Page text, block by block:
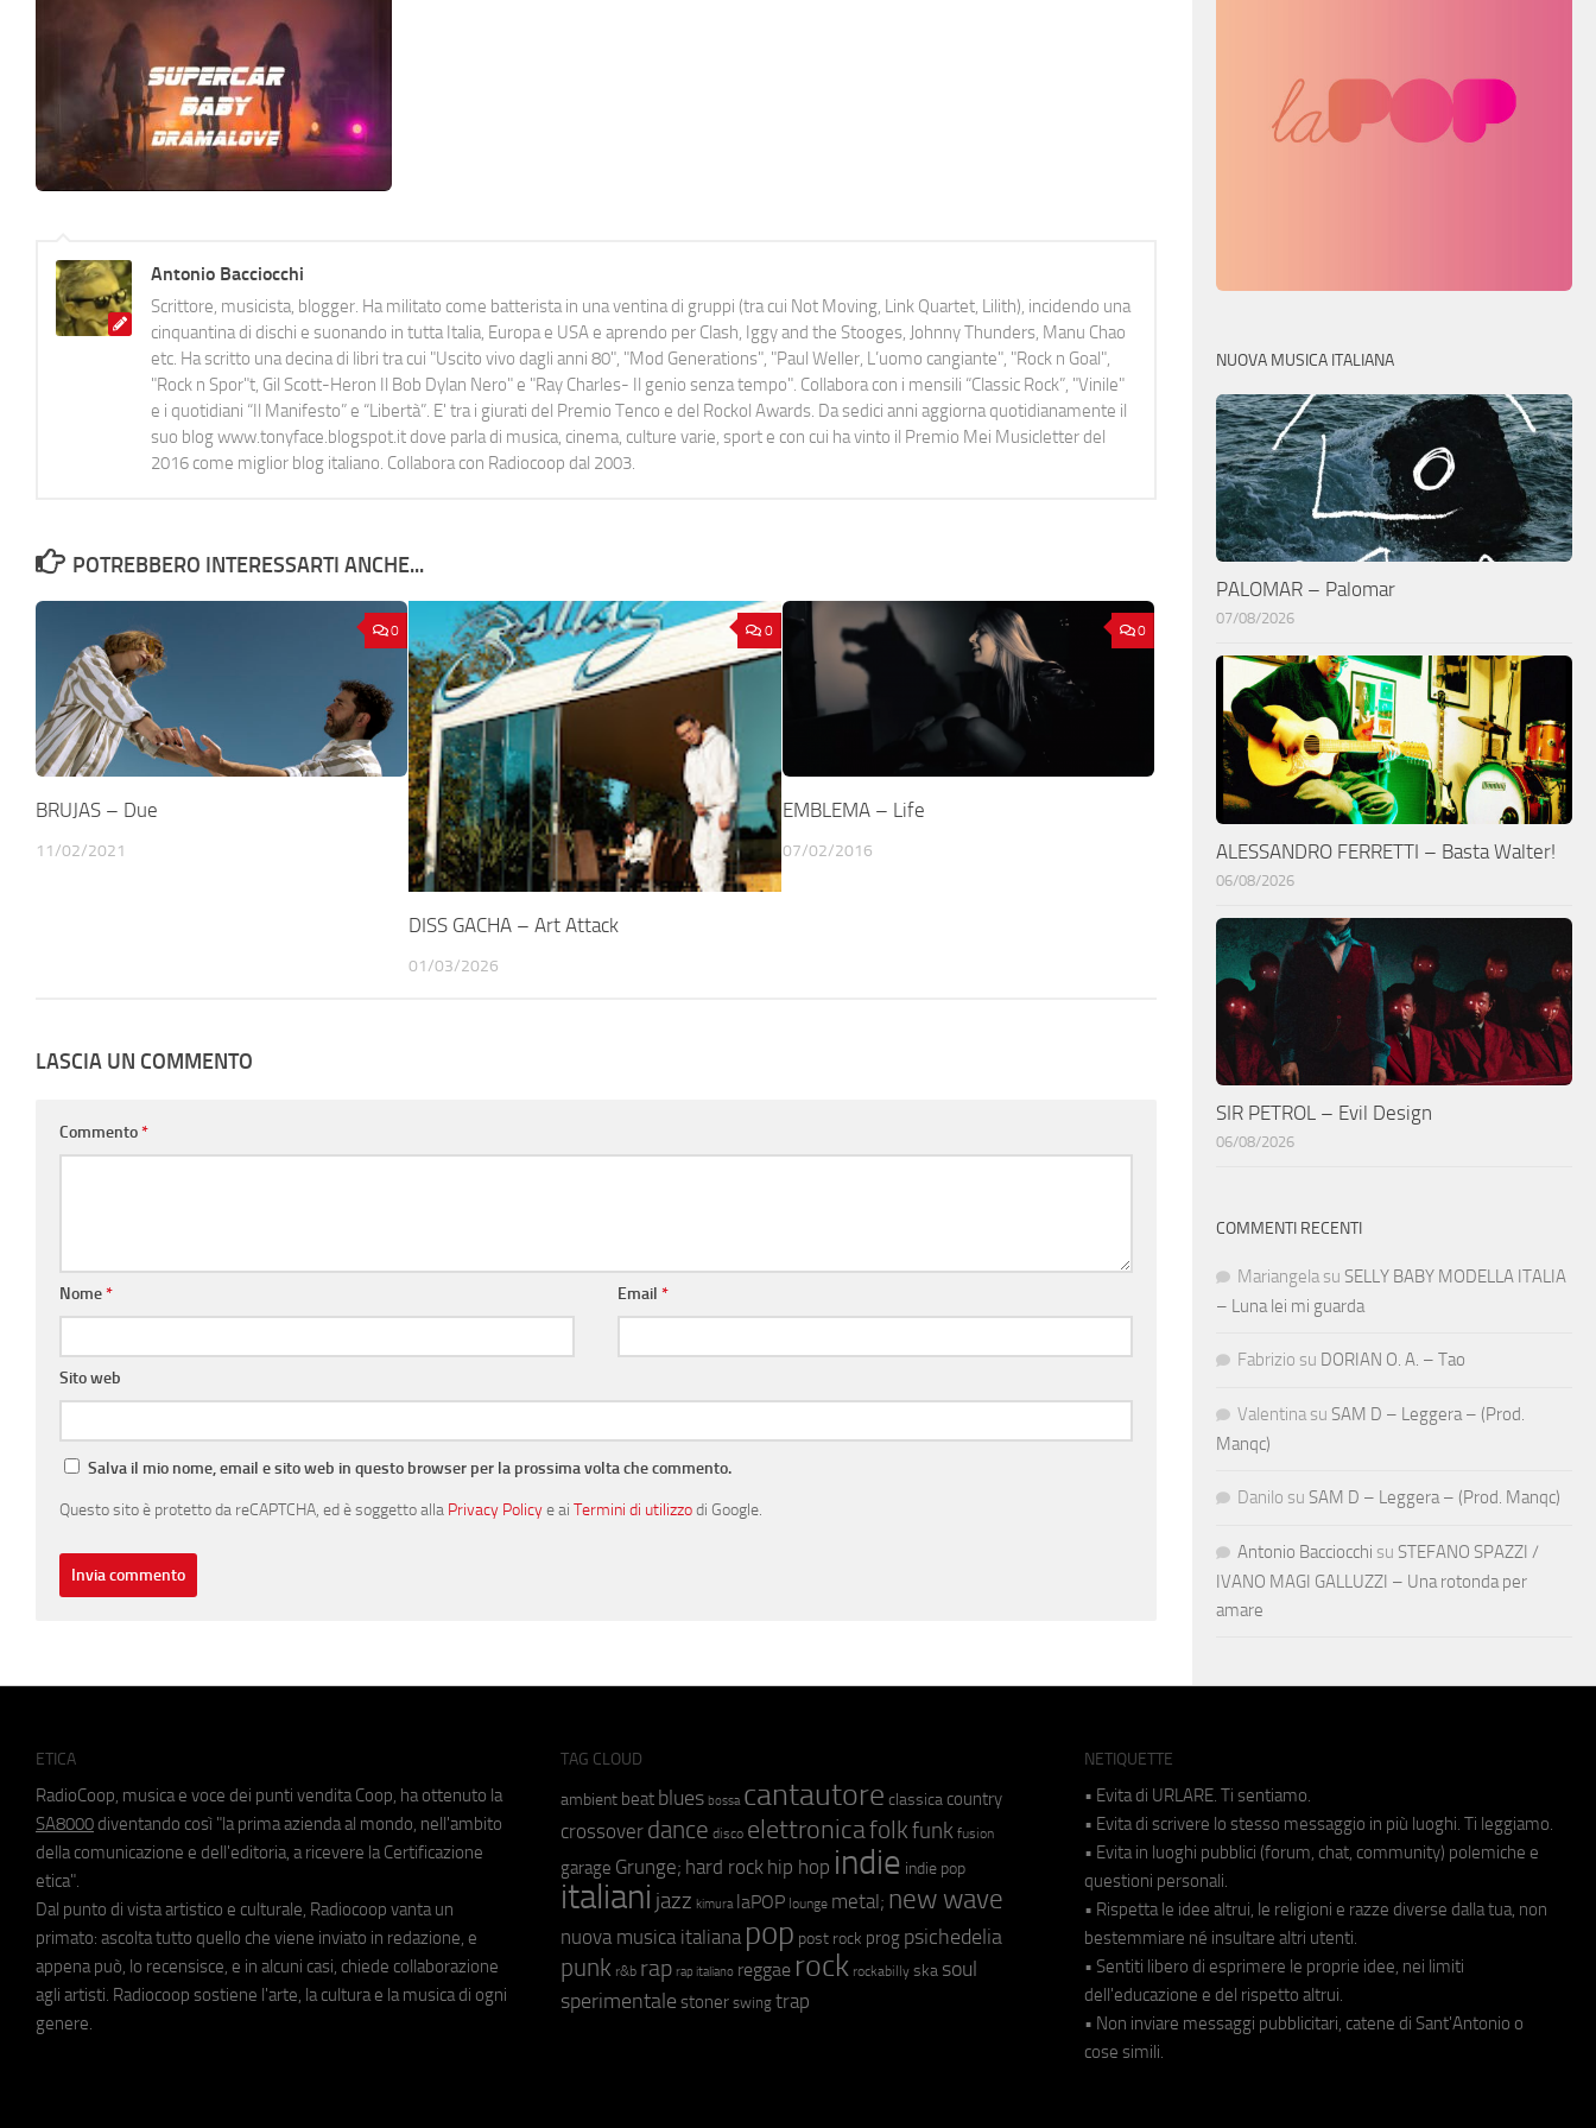
Antonio Bacciocchi
Scrittore, musicista, blogger. Ha militato come batterista in una ventina di gruppi (tra cui Not Moving, Link Quartet, Lilith), incidendo una
cinquantina di dischi e suonando in tutta Italia, Europa e USA e aprendo per Clash, Iggy and the Stooges, Johnny Thunders, Manu Chao
etc. Ha scritto una decina di libri tra cui "Uscito vivo dagli anni 80", "Mod Generations", "Paul Weller, L’uomo cangiante", "Rock n Goal",
"Rock n Spor"t, Gil Scott-Heron Il Bob Dylan Nero" e "Ray Charles- Il genio senza tempo". Collabora con i mensili “Classic Rock”, "Vinile"
e i quotidiani “Il Manifesto” e “Libertà”. E' tra i giurati del Premio Tenco e del Rockol Awards. Da sedici anni aggiorna quotidianamente il
suo blog www.tonyface.blogspot.it dove parla di musica, cinema, culture varie, sport e con cui ha vinto il Premio Mei Musicletter del
2016 come miglior blog italiano. Collabora con Radiocoop dal 2003.
POTREBBERO INTERESSARTI ANCHE...
0
BRUJAS – Due
11/02/2021
0
DISS GACHA – Art Attack
01/03/2026
0
EMBLEMA – Life
07/02/2016
LASCIA UN COMMENTO
Commento*
Nome* Email*
Sito web
Salva il mio nome, email e sito web in questo browser per la prossima volta che commento.
Questo sito è protetto da reCAPTCHA, ed è soggetto alla Privacy Policye ai Termini di utilizzodi Google.
NUOVA MUSICA ITALIANA
PALOMAR – Palomar
07/08/2026
ALESSANDRO FERRETTI – Basta Walter!
06/08/2026
SIR PETROL – Evil Design
06/08/2026
COMMENTI RECENTI
Mariangela su SELLY BABY MODELLA ITALIA
– Luna lei mi guarda
Fabrizio su DORIAN O. A. – Tao
Valentina su SAM D – Leggera – (Prod.
Manqc)
Danilo su SAM D – Leggera – (Prod. Manqc)
Antonio Bacciocchi su STEFANO SPAZZI /
IVANO MAGI GALLUZZI – Una rotonda per
amare
ETICA
RadioCoop, musica e voce dei punti vendita Coop, ha ottenuto la
SA8000 diventando così "la prima azienda al mondo, nell'ambito
della comunicazione e dell'editoria, a ricevere la Certificazione
etica".
Dal punto di vista artistico e culturale, Radiocoop vanta un
primato: ascolta tutto quello che viene inviato in redazione, e
appena può, lo recensisce, e in alcuni casi, chiede collaborazione
agli artisti. Radiocoop sostiene l'arte, la cultura e la musica di ogni
genere.
TAG CLOUD
ambient beat blues bossa cantautore classica country
crossover dance disco elettronicafolkfunk fusion
garage Grunge; hard rock hip hop indie indie pop
italiani jazz kimura laPOP lounge metal; new wave
nuova musica italiana pop post rock prog psichedelia
punk r&b rap rap italiano reggae rock rockabilly ska soul
sperimentale stoner swing trap
NETIQUETTE
• Evita di URLARE. Ti sentiamo.
• Evita di scrivere lo stesso messaggio in più luoghi. Ti leggiamo.
• Evita in luoghi pubblici (forum, chat, community) polemiche e
questioni personali.
• Rispetta le idee altrui, le religioni e razze diverse dalla tua, non
bestemmiare né insultare altri utenti.
• Sentiti libero di esprimere le proprie idee, nei limiti
dell'educazione e del rispetto altrui.
• Non inviare messaggi pubblicitari, catene di Sant'Antonio o
cose simili.